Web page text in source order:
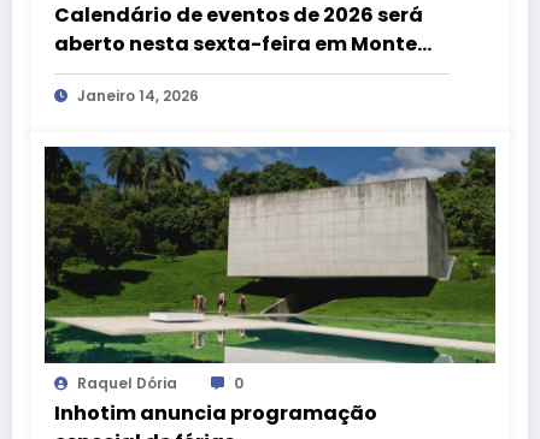
Calendário de eventos de 2026 será
aberto nesta sexta-feira em Monte
Verde (MG)
Janeiro 14, 2026
Raquel Dória 0
Inhotim anuncia programação